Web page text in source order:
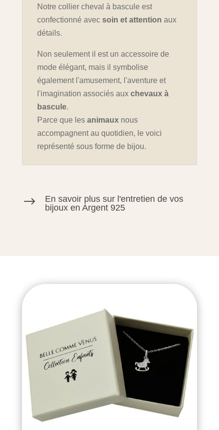
Notre collier cheval à bascule est
confectionné avecsoin et attention aux
détails.
Non seulement il est un accessoire de
mode élégant, mais il symbolise
également l'amusement, l'aventure et
l'imagination associés aux chevaux à
bascule.
Parce que les animauxnous
accompagnent au quotidien, le voici
représenté sous forme de bijou.
$
En savoir plus sur l'entretien de vos
bijoux en Argent 925